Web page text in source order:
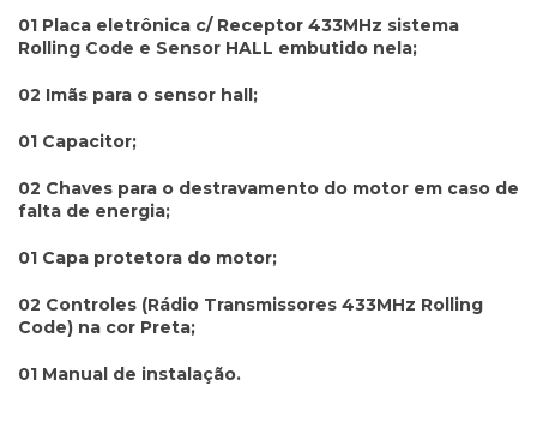
01 Placa eletrônica c/ Receptor 433MHz sistema
Rolling Code e Sensor HALL embutido nela;
02 Imãs para o sensor hall;
01 Capacitor;
02 Chaves para o destravamento do motor em caso de
falta de energia;
01 Capa protetora do motor;
02 Controles (Rádio Transmissores 433MHz Rolling
Code) na cor Preta;
01 Manual de instalação.